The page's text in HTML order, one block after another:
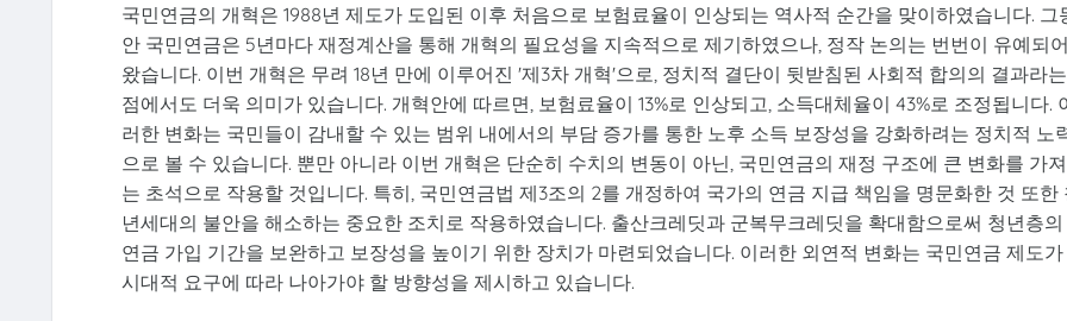
국민연금의 개혁은 1988년 제도가 도입된 이후 처음으로 보험료율이 인상되는 역사적 순간을 맞이하였습니다. 그
안 국민연금은 5년마다 재정계산을 통해 개혁의 필요성을 지속적으로 제기하였으나, 정작 논의는 번번이 유예되어
왔습니다. 이번 개혁은 무려 18년 만에 이루어진 '제3차 개혁'으로, 정치적 결단이 뒷받침된 사회적 합의의 결과라는
점에서도 더욱 의미가 있습니다. 개혁안에 따르면, 보험료율이 13%로 인상되고, 소득대체율이 43%로 조정됩니다.
러한 변화는 국민들이 감내할 수 있는 범위 내에서의 부담 증가를 통한 노후 소득 보장성을 강화하려는 정치적 노
으로 볼 수 있습니다. 뿐만 아니라 이번 개혁은 단순히 수치의 변동이 아닌, 국민연금의 재정 구조에 큰 변화를 가
는 초석으로 작용할 것입니다. 특히, 국민연금법 제3조의 2를 개정하여 국가의 연금 지급 책임을 명문화한 것 또한
년세대의 불안을 해소하는 중요한 조치로 작용하였습니다. 출산크레딧과 군복무크레딧을 확대함으로써 청년층의
연금 가입 기간을 보완하고 보장성을 높이기 위한 장치가 마련되었습니다. 이러한 외연적 변화는 국민연금 제도가
시대적 요구에 따라 나아가야 할 방향성을 제시하고 있습니다.